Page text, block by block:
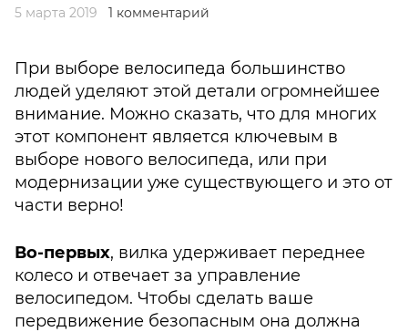
5 марта 2019 1 комментарий
При выборе велосипеда большинство
людей уделяют этой детали огромнейшее
внимание. Можно сказать, что для многих
этот компонент является ключевым в
выборе нового велосипеда, или при
модернизации уже существующего и это от
части верно!
Во-первых, вилка удерживает переднее
колесо и отвечает за управление
велосипедом. Чтобы сделать ваше
передвижение безопасным она должна